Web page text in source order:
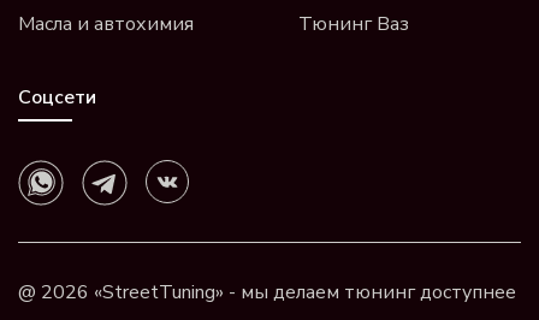
Масла и автохимия
Тюнинг Ваз
Соцсети
@ 2026 «StreetTuning» - мы делаем тюнинг доступнее